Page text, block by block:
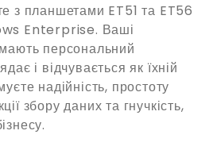
з планшетами ET51 та ET56
Enterprise. Ваші
персональний
і відчувається як їхній
надійність, простоту
збору даних та гнучкість,